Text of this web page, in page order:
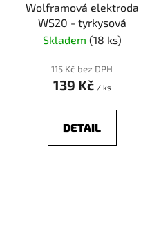
Wolframová elektroda
WS20 - tyrkysová
Skladem (18 ks)
115 Kč bez DPH
139 Kč / ks
DETAIL